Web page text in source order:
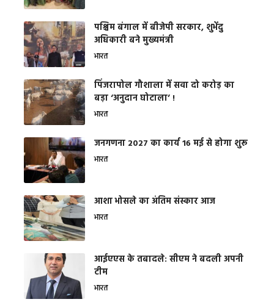
पश्चिम बंगाल में बीजेपी सरकार, शुभेंदु
अधिकारी बने मुख्यमंत्री
भारत
​पिंजरापोल गौशाला में सवा दो करोड़ का
बड़ा ‘अनुदान घोटाला’ !
भारत
जनगणना 2027 का कार्य 16 मई से होगा शुरू
भारत
आशा भोसले का अंतिम संस्कार आज
भारत
आईएएस के तबादले: सीएम ने बदली अपनी
टीम
भारत